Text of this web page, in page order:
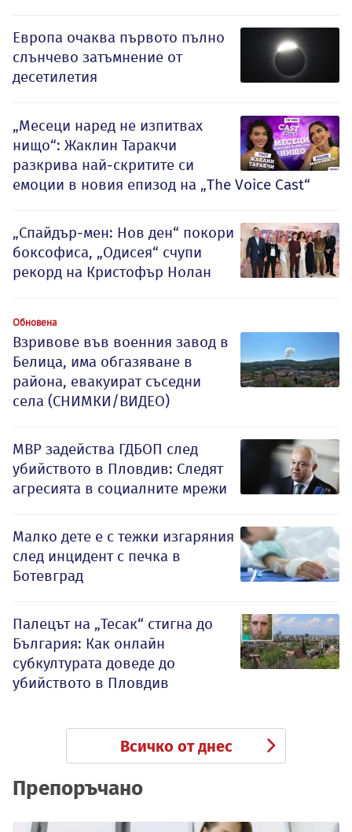
Европа очаква първото пълно
слънчево затъмнение от
десетилетия
„Месеци наред не изпитвах
нищо“: Жаклин Таракчи
разкрива най-скритите си
емоции в новия епизод на „The Voice Cast“
„Спайдър-мен: Нов ден“ покори
боксофиса, „Одисея“ счупи
рекорд на Кристофър Нолан
Обновена
Взривове във военния завод в
Белица, има обгазяване в
района, евакуират съседни
села (СНИМКИ/ВИДЕО)
МВР задейства ГДБОП след
убийството в Пловдив: Следят
агресията в социалните мрежи
Малко дете е с тежки изгаряния
след инцидент с печка в
Ботевград
Палецът на „Тесак“ стигна до
България: Как онлайн
субкултурата доведе до
убийството в Пловдив
Всичко от днес
Препоръчано